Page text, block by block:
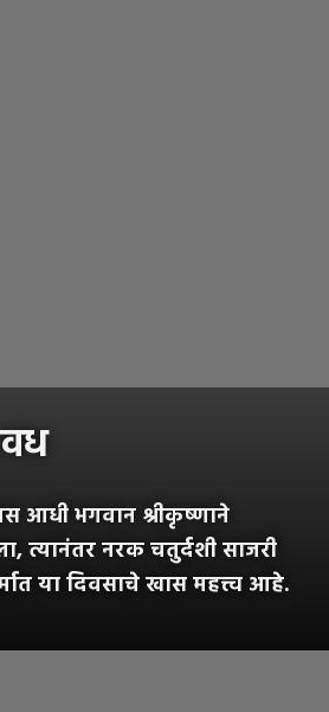
आधी भगवान श्रीकृष्णाने
त्यानंतर नरक चतुर्दशी साजरी
या दिवसाचे खास महत्त्व आहे.